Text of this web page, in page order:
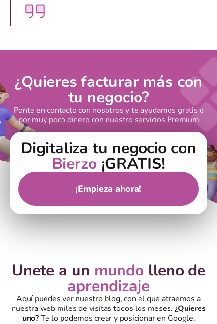
¿Quieres facturar más con
tu negocio?
Ponte en contacto con nosotros y te ayudamos gratis o
por muy poco dinero con nuestro servicios Premium
Digitaliza tu negocio con
Bierzo¡GRATIS!
¡Empieza ahora!
Unete a un mundo lleno de
aprendizaje
Aquí puedes ver nuestro blog, con el que atraemos a
nuestra web miles de visitas todos los meses. ¿Quieres
uno?Te lo podemos crear y posicionar en Google.